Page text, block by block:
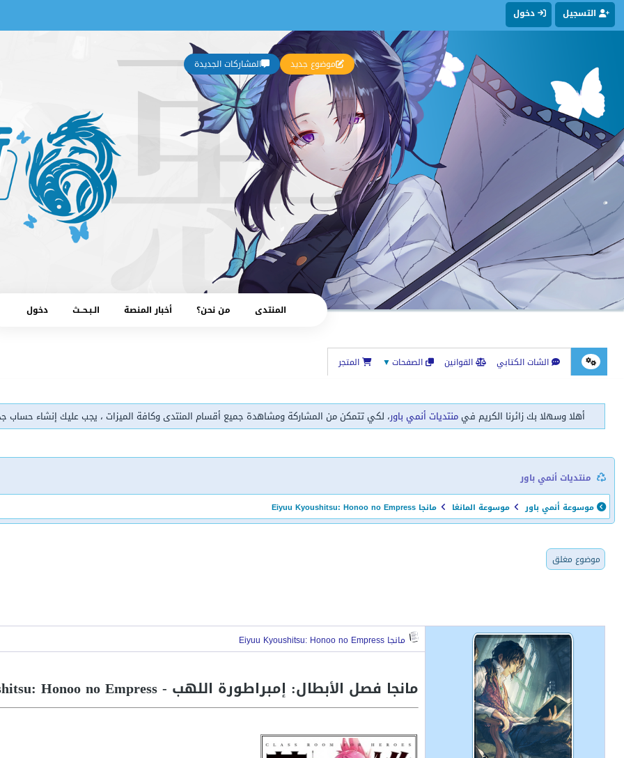
التسجيل دخول
المشاركات الجديدة موضوع جديد
المنتدى من نحن؟ أخبار المنصة الـبـحــث دخول
الشات الكتابي القوانين الصفحات▼ المتجر
أهلا وسهلا بك زائرنا الكريم فيمنتديات أنمي باور، لكي تتمكن من المشاركة ومشاهدة جميع أقسام المنتدى وكافة الميزات ، يجب عليك إنشاء حساب
منتديات أنمي باور
موسوعة أنمي باور موسوعة المانغا مانجا Eiyuu Kyoushitsu: Honoo no Empress
موضوع مغلق
مانجا Eiyuu Kyoushitsu: Honoo no Empress
مانجا فصل الأبطال: إمبراطورة اللهب - Eiyuu Kyoushitsu: Honoo no Empress